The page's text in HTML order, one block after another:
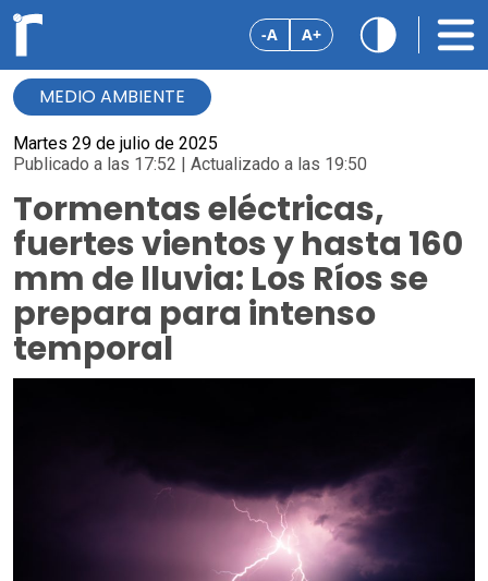
-A A+
MEDIO AMBIENTE
Martes 29 de julio de 2025
Publicado a las 17:52 | Actualizado a las 19:50
Tormentas eléctricas,
fuertes vientos y hasta 160
mm de lluvia: Los Ríos se
prepara para intenso
temporal